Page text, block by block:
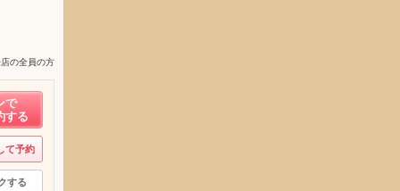
の全員の方
で
する
て予約
する